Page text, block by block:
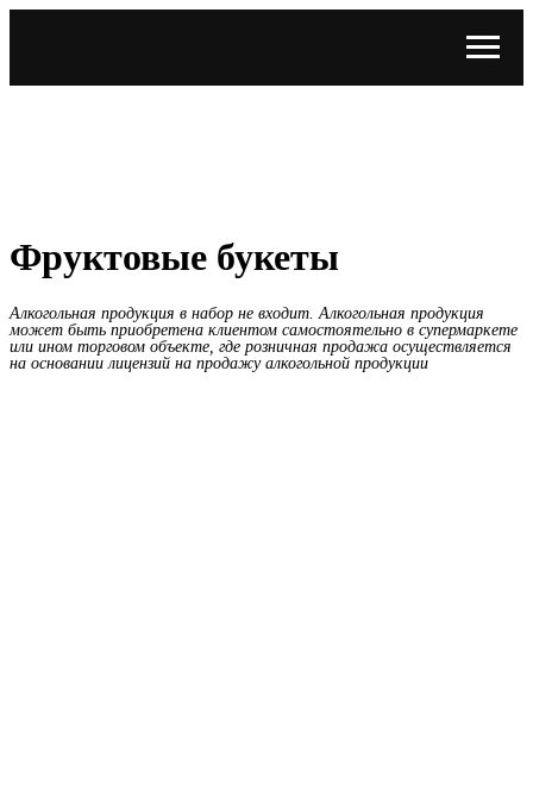
Фруктовые букеты
Алкогольная продукция в набор не входит. Алкогольная продукция
может быть приобретена клиентом самостоятельно в супермаркете
или ином торговом объекте, где розничная продажа осуществляется
на основании лицензий на продажу алкогольной продукции